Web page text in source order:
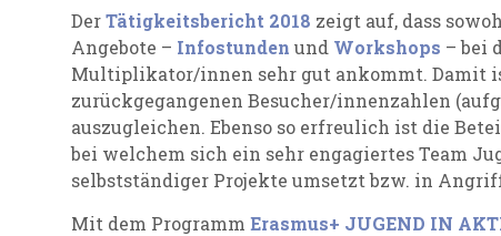
DerTätigkeitsbericht 2018 zeigt auf, dass
Angebote – Infostunden und Workshops – bei
Multiplikator/innen sehr gut ankommt. Damit
zurückgegangenen Besucher/innenzahlen
auszugleichen. Ebenso so erfreulich ist die
bei welchem sich ein sehr engagiertes Team
selbstständiger Projekte umsetzt bzw. in
Mit dem Programm Erasmus+ JUGEND IN